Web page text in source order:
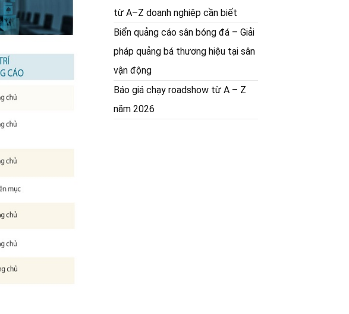
từ A–Z doanh nghiệp cần biết
Biển quảng cáo sân bóng đá – Giải
pháp quảng bá thương hiệu tại sân
vận động
Báo giá chạy roadshow từ A – Z
năm 2026